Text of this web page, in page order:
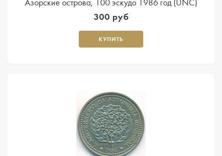
Азорские острова, 100 эскудо 1986 год (UNC)
300 руб
КУПИТЬ